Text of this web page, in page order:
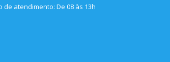
de atendimento: De 08 às 13h